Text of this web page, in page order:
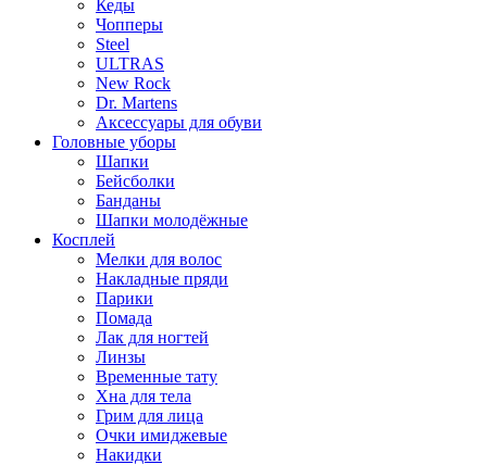
Кеды
Чопперы
Steel
ULTRAS
New Rock
Dr. Martens
Аксессуары для обуви
Головные уборы
Шапки
Бейсболки
Банданы
Шапки молодёжные
Косплей
Мелки для волос
Накладные пряди
Парики
Помада
Лак для ногтей
Линзы
Временные тату
Хна для тела
Грим для лица
Очки имиджевые
Накидки